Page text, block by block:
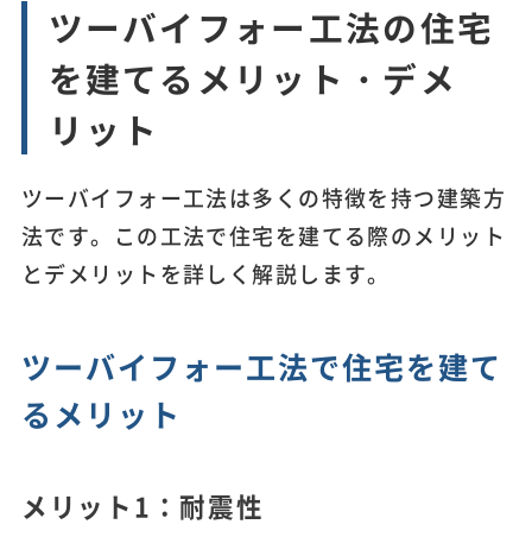
ツーバイフォー工法の住宅
を建てるメリット・デメ
リット
ツーバイフォー工法は多くの特徴を持つ建築方
法です。この工法で住宅を建てる際のメリット
とデメリットを詳しく解説します。
ツーバイフォー工法で住宅を建て
るメリット
メリット1：耐震性